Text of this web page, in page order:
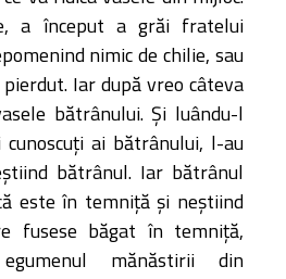
a început a grăi fratelui
nimic de chilie, sau
Iar după vreo câteva
bătrânului. Şi luându-l
ai bătrânului, l-au
bătrânul. Iar bătrânul
este în temniţă şi neştiind
fusese băgat în temniţă,
mănăstirii din